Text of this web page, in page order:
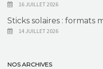
16 JUILLET 2026
Sticks solaires : formats
14 JUILLET 2026
NOS ARCHIVES